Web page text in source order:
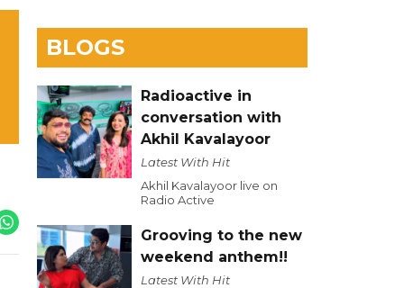
BLOGS
Radioactive in
conversation with
Akhil Kavalayoor
Latest With Hit
Akhil Kavalayoor live on
Radio Active
Grooving to the new
weekend anthem!!
Latest With Hit